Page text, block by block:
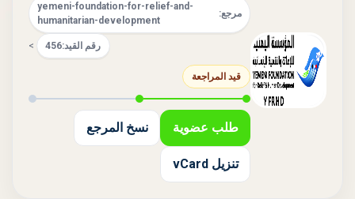
مرجع:
yemeni-foundation-for-relief-and-
humanitarian-development
رقم القيد:456
>
قيد المراجعة
طلب عضوية نسخ المرجع
تنزيل vCard